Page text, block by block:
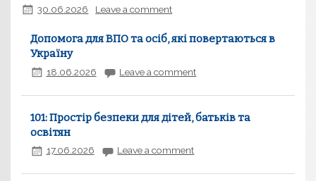
30.06.2026 Leave a comment
Допомога для ВПО та осіб, які повертаються в
Україну
18.06.2026 Leave a comment
101: Простір безпеки для дітей, батьків та
освітян
17.06.2026 Leave a comment